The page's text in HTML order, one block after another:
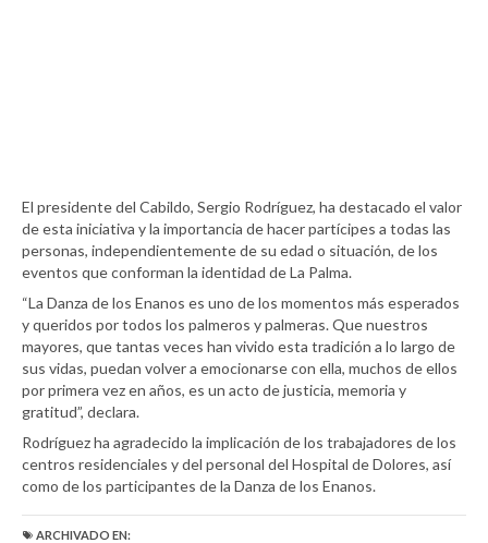
El presidente del Cabildo, Sergio Rodríguez, ha destacado el valor
de esta iniciativa y la importancia de hacer partícipes a todas las
personas, independientemente de su edad o situación, de los
eventos que conforman la identidad de La Palma.
“La Danza de los Enanos es uno de los momentos más esperados
y queridos por todos los palmeros y palmeras. Que nuestros
mayores, que tantas veces han vivido esta tradición a lo largo de
sus vidas, puedan volver a emocionarse con ella, muchos de ellos
por primera vez en años, es un acto de justicia, memoria y
gratitud”, declara.
Rodríguez ha agradecido la implicación de los trabajadores de los
centros residenciales y del personal del Hospital de Dolores, así
como de los participantes de la Danza de los Enanos.
ARCHIVADO EN: